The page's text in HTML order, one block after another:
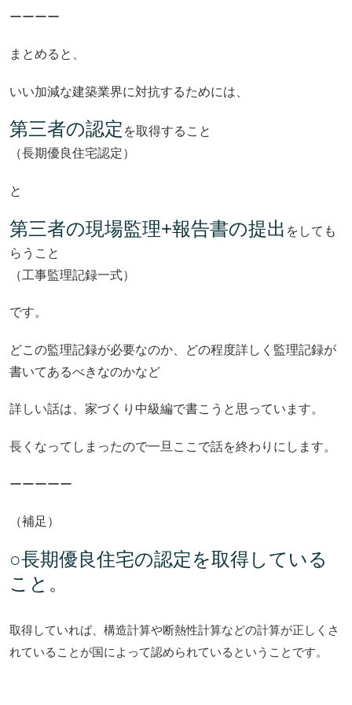
ーーーー
まとめると、
いい加減な建築業界に対抗するためには、
第三者の認定 を取得すること
（長期優良住宅認定）
と
第三者の現場監理+報告書の提出 をしても
らうこと
（工事監理記録一式）
です。
どこの監理記録が必要なのか、どの程度詳しく監理記録が
書いてあるべきなのかなど
詳しい話は、家づくり中級編で書こうと思っています。
長くなってしまったので一旦ここで話を終わりにします。
ーーーーー
（補足）
○長期優良住宅の認定を取得している
こと。
取得していれば、構造計算や断熱性計算などの計算が正しくさ
れていることが国によって認められているということです。